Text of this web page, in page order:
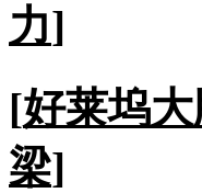
力]
[好莱坞
梁]